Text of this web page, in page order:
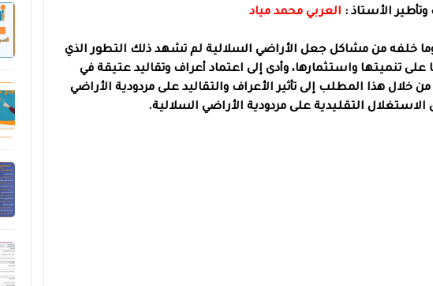
الأستاذ : العربي محمد مياد
وما خلفه من مشاكل جعل الأراضي السلالية لم تشهد ذلك التطور الذي
تنميتها واستثمارها، وأدى إلى اعتماد أعراف وتقاليد عتيقة في
هذا المطلب إلى تأثير الأعراف والتقاليد على مردودية الأراضي
الاستغلال التقليدية على مردودية الأراضي السلالية.